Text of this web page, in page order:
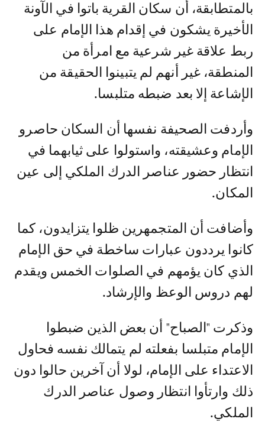
بالمتطابقة، أن سكان القرية باتوا في الآونة
الأخيرة يشكون في إقدام هذا الإمام على
ربط علاقة غير شرعية مع امرأة من
المنطقة، غير أنهم لم يتبينوا الحقيقة من
الإشاعة إلا بعد ضبطه متلبسا.
وأردفت الصحيفة نفسها أن السكان حاصرو
الإمام وعشيقته، واستولوا على ثيابهما في
انتظار حضور عناصر الدرك الملكي إلى عين
المكان.
وأضافت أن المتجمهرين ظلوا يتزايدون، كما
كانوا يرددون عبارات ساخطة في حق الإمام
الذي كان يؤمهم في الصلوات الخمس ويقدم
لهم دروس الوعظ والإرشاد.
وذكرت "الصباح" أن بعض الذين ضبطوا
الإمام متبلسا بفعلته لم يتمالك نفسه فحاول
الاعتداء على الإمام، لولا أن آخرين حالوا دون
ذلك وارتأوا انتظار وصول عناصر الدرك
الملكي.